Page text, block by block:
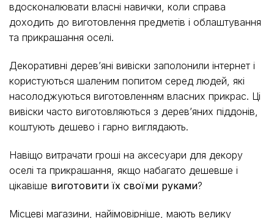
вдосконалювати власні навички, коли справа
доходить до виготовлення предметів і облаштування
та прикрашання оселі.
Декоративні дерев’яні вивіски заполонили інтернет і
користуються шаленим попитом серед людей, які
насолоджуються виготовленням власних прикрас. Ці
вивіски часто виготовляються з дерев’яних піддонів,
коштують дешево і гарно виглядають.
Навіщо витрачати гроші на аксесуари для декору
оселі та прикрашання, якщо набагато дешевше і
цікавіше виготовити їх своїми руками?
Місцеві магазини, найімовірніше, мають велику